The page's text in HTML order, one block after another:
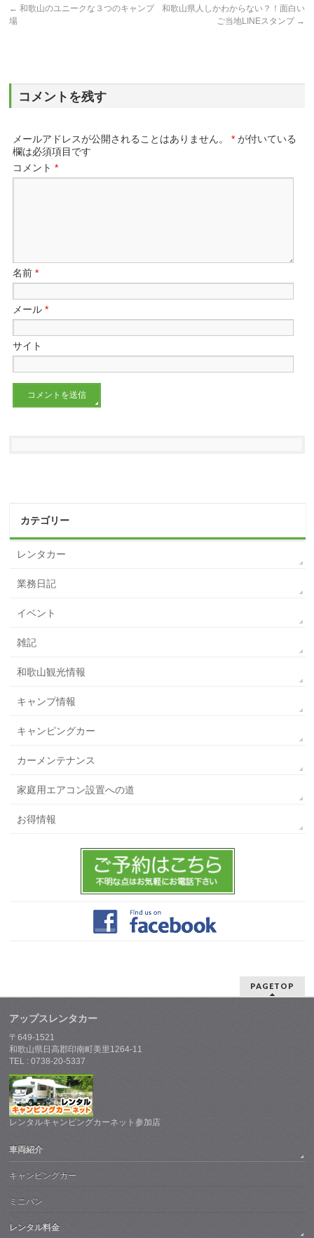
← 和歌山のユニークな３つのキャンプ
場
和歌山県人しかわからない？！面白い
ご当地LINEスタンプ →
コメントを残す
メールアドレスが公開されることはありません。 * が付いている
欄は必須項目です
コメント*
名前*
メール*
サイト
カテゴリー
レンタカー
業務日記
イベント
雑記
和歌山観光情報
キャンプ情報
キャンピングカー
カーメンテナンス
家庭用エアコン設置への道
お得情報
PAGETOP
アップスレンタカー
〒649-1521
和歌山県日高郡印南町美里1264-11
TEL : 0738-20-5337
レンタルキャンピングカーネット参加店
車両紹介
キャンピングカー
ミニバン
レンタル料金